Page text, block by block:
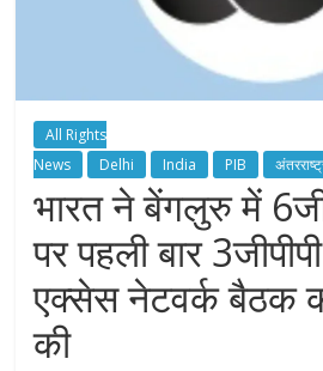
All Rights
News
Delhi India PIB
भारत ने बेंगलुरु में
पर पहली बार
एक्सेस नेटवर्क बैठक
की